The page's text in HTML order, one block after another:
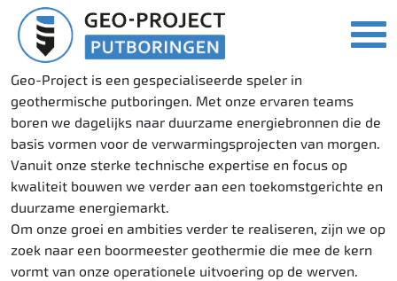
Geo-Project is een gespecialiseerde speler in
geothermische putboringen. Met onze ervaren teams
boren we dagelijks naar duurzame energiebronnen die de
basis vormen voor de verwarmingsprojecten van morgen.
Vanuit onze sterke technische expertise en focus op
kwaliteit bouwen we verder aan een toekomstgerichte en
duurzame energiemarkt.
Om onze groei en ambities verder te realiseren, zijn we op
zoek naar een boormeester geothermie die mee de kern
vormt van onze operationele uitvoering op de werven.